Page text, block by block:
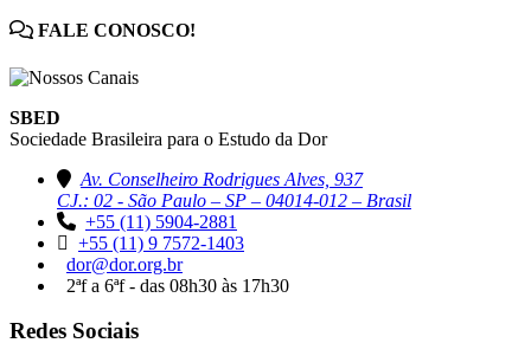
FALE CONOSCO!
SBED
Sociedade Brasileira para o Estudo da Dor
Av. Conselheiro Rodrigues Alves, 937
CJ.: 02 - São Paulo – SP – 04014-012 – Brasil
+55 (11) 5904-2881
+55 (11) 9 7572-1403
dor@dor.org.br
2ªf a 6ªf - das 08h30 às 17h30
Redes Sociais